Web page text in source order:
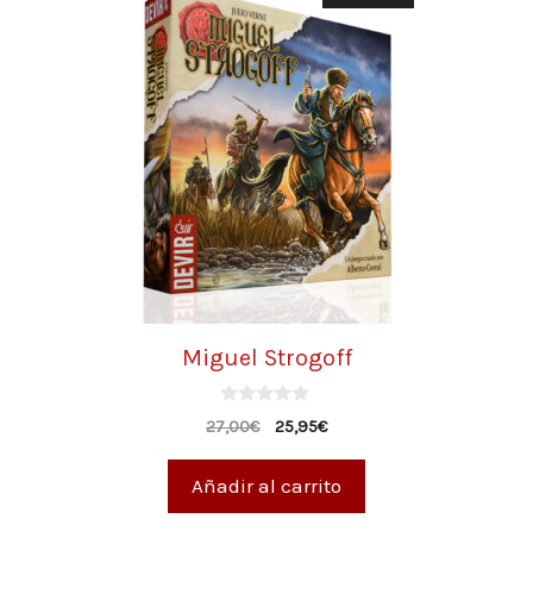
Miguel Strogoff
0
d
27,00€ 25,95€
Añadir al carrito